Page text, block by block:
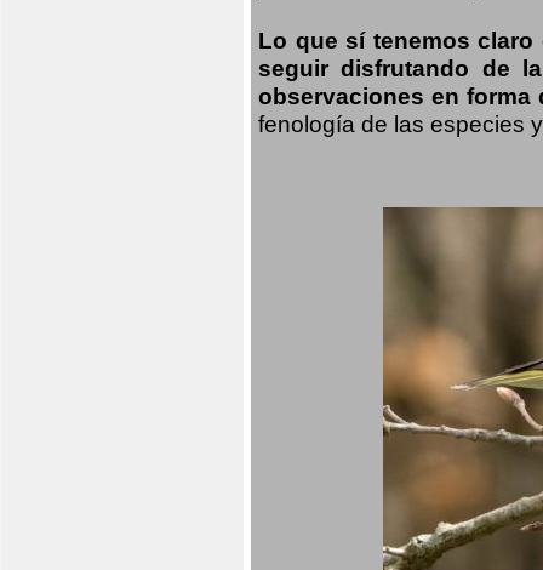
Lo que sí tenemos
seguir disfrutando de
observaciones en forma
fenología de las especies